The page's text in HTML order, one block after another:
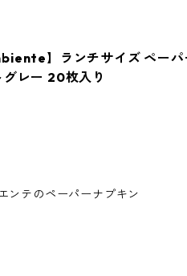
】ランチサイズ ペーパ
レー 20枚入り
ンテのペーパーナプキン